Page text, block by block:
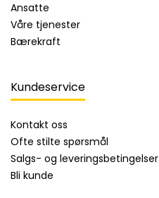
Ansatte
Våre tjenester
Bærekraft
Kundeservice
Kontakt oss
Ofte stilte spørsmål
Salgs- og leveringsbetingelser
Bli kunde